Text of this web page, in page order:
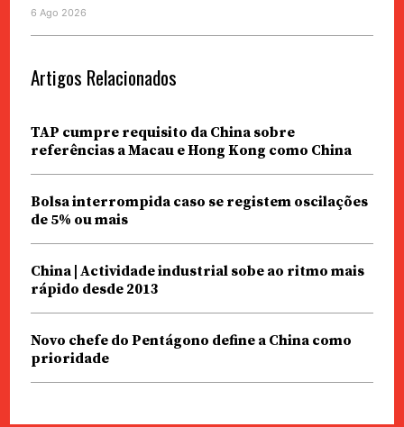
6 Ago 2026
Artigos Relacionados
TAP cumpre requisito da China sobre
referências a Macau e Hong Kong como China
Bolsa interrompida caso se registem oscilações
de 5% ou mais
China | Actividade industrial sobe ao ritmo mais
rápido desde 2013
Novo chefe do Pentágono define a China como
prioridade